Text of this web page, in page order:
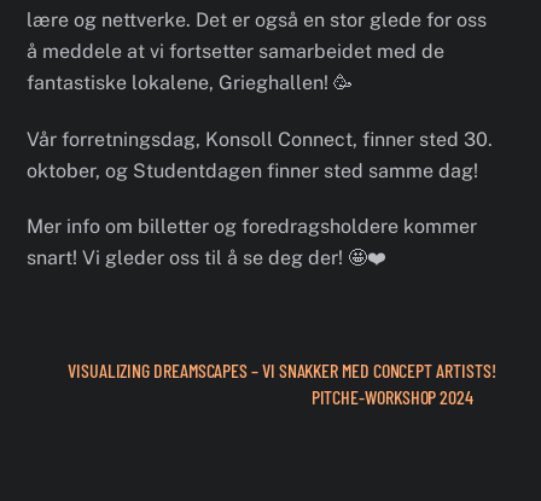
lære og nettverke. Det er også en stor glede for oss
å meddele at vi fortsetter samarbeidet med de
fantastiske lokalene, Grieghallen! 🥳
Vår forretningsdag, Konsoll Connect, finner sted 30.
oktober, og Studentdagen finner sted samme dag!
Mer info om billetter og foredragsholdere kommer
snart! Vi gleder oss til å se deg der! 🤩❤️
VISUALIZING DREAMSCAPES – VI SNAKKER MED CONCEPT ARTISTS!
PITCHE-WORKSHOP 2024